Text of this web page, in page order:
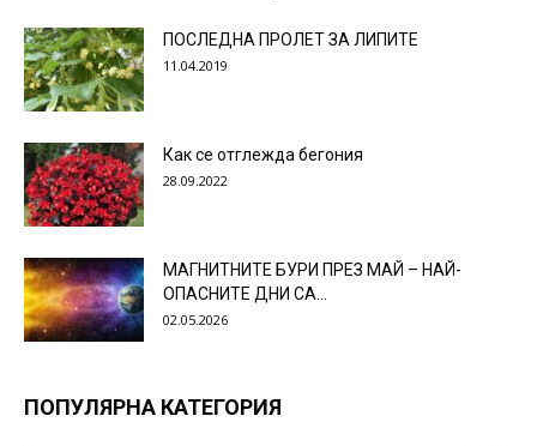
ПОСЛЕДНА ПРОЛЕТ ЗА ЛИПИТЕ
11.04.2019
Как се отглежда бегония
28.09.2022
МАГНИТНИТЕ БУРИ ПРЕЗ МАЙ – НАЙ-
ОПАСНИТЕ ДНИ СА…
02.05.2026
ПОПУЛЯРНА КАТЕГОРИЯ